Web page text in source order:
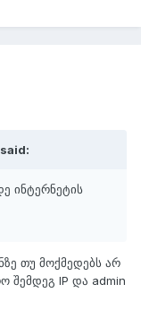
ინტერნეტის
თუ მოქმედებს არ
შემდეგ IP და admin